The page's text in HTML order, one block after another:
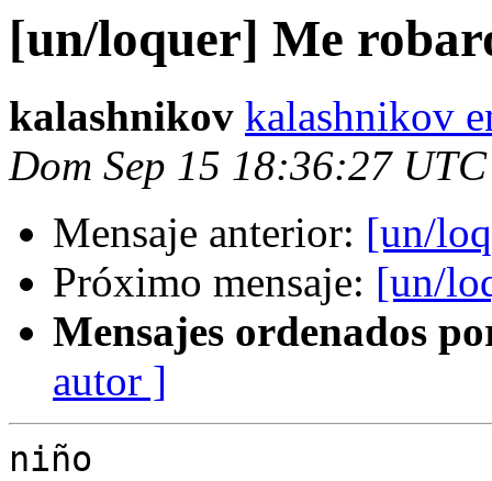
[un/loquer] Me
kalashnikov kalashnikov
Dom Sep 15 18:36:27
Mensaje anterior: [un/
Próximo mensaje: [un/
Mensajes ordenados
autor ]
niño